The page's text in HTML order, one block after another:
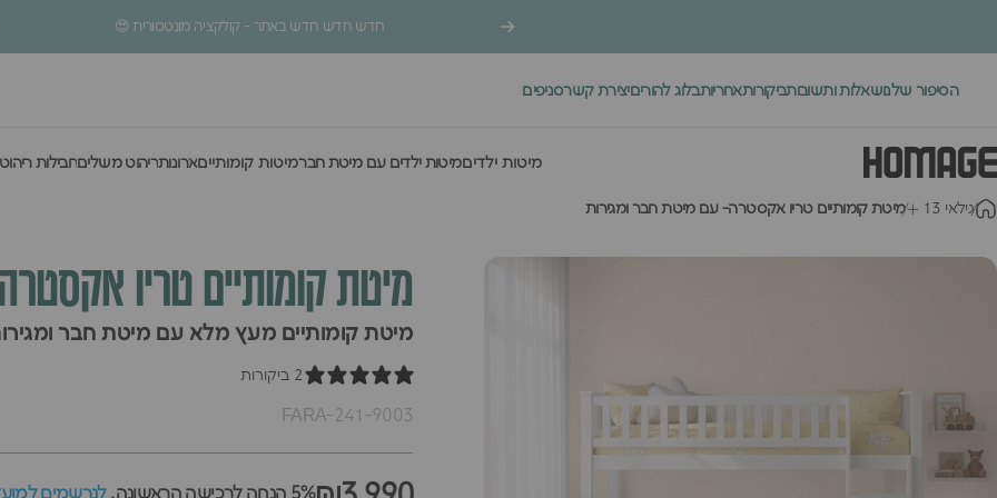
5% הנחה לרכישה הראשונה
הסיפור שלנושאלות ותשובותביקורותאחריותבלוג להוריםיצירת קשרסניפים
Homage Design
מיטות ילדיםמיטות ילדים עם מיטת חברמיטות קומותייםארונותריהוט משליםחבילות
גילאי 1 3 מיטת קומותיים טריו אקסטרה- עם מיטת חבר ומגירות
מיטתקומותיים טריו
מיטת קומותיים מעץ מלא עם מיטת חבר
2 ביקורות
FARA-241-9003